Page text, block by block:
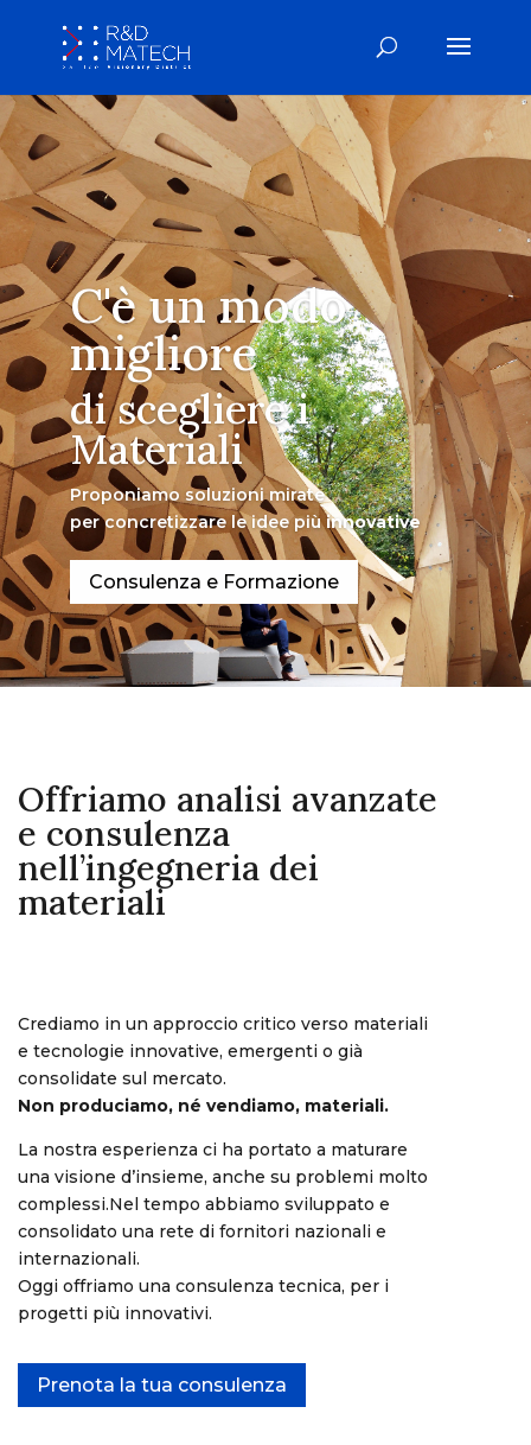
C'è un modo
migliore
di scegliere i
Materiali
Proponiamo soluzioni mirate
per concretizzare le idee piùinnovative
Consulenza e Formazione
Offriamo analisi avanzate
e consulenza
nell’ingegneria dei
materiali
Crediamo in un approccio critico verso materiali
e tecnologie innovative, emergenti o già
consolidate sul mercato.
Non produciamo, né vendiamo, materiali.
La nostra esperienza ci ha portato a maturare
una visione d’insieme, anche su problemi molto
complessi.Nel tempo abbiamo sviluppato e
consolidato una rete di fornitori nazionali e
internazionali.
Oggi offriamo una consulenza tecnica, per i
progetti più innovativi.
Prenota la tua consulenza